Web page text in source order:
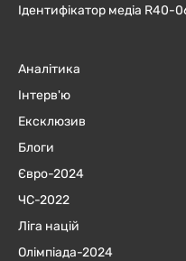
Ідентифікатор медіа R40-
Аналітика
Інтерв'ю
Ексклюзив
Блоги
Євро-2024
ЧC-2022
Ліга націй
Олімпіада-2024